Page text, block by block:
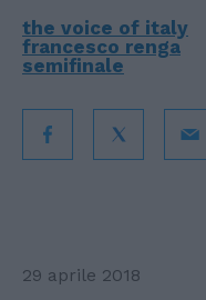
the voice of italy
francesco renga
semifinale
29 aprile 2018